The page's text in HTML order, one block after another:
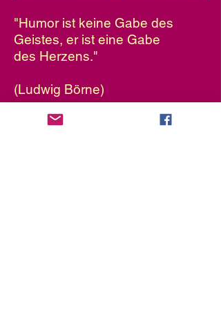
"Humor ist keine Gabe des
Geistes, er ist eine Gabe
des Herzens."
(Ludwig Börne)
hier geht's zu Sybilles Seite